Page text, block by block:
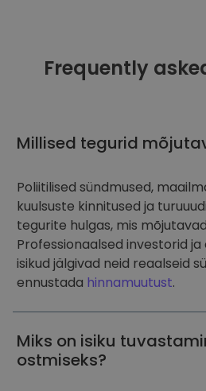
Frequently
Millised tegurid
Poliitilised sündmused,
kuulsuste kinnitused ja
tegurite hulgas, mis mõjutavad
Professionaalsed investorid ja
isikud jälgivad neid reaalseid
ennustada hinnamuutust.
Miks on isiku
ostmiseks?